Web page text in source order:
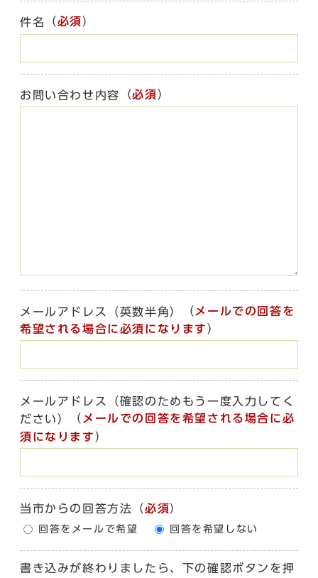
件名 （必須）
お問い合わせ内容 （必須）
メールアドレス（英数半角） （ メールでの回答を
希望される場合に必須になります ）
メールアドレス（確認のためもう一度入力してく
ださい）
（ メールでの回答を希望される場合に必
須になります ）
当市からの回答方法 （必須）
回答をメールで希望 回答を希望しない
書き込みが終わりましたら、下の確認ボタンを押